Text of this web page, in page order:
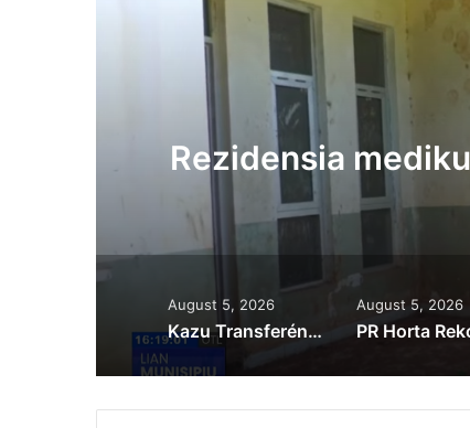
Rezidensia
August 5, 2026
Kazu Transferénsia Osan Millaun 42 Husi Singapura, Advogadu Sei Halo Rekursu
August 5, 2026